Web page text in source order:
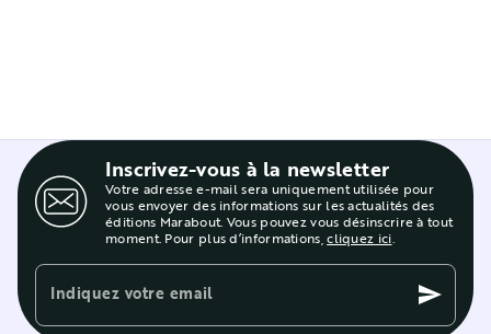
Inscrivez-vous à la newsletter
Votre adresse e-mail sera uniquement utilisée pour
vous envoyer des informations sur les actualités des
éditions Marabout. Vous pouvez vous désinscrire à tout
moment. Pour plus d’informations,cliquez ici.
Indiquez votre email send